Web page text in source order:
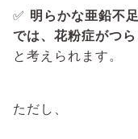
✅ 明らかな亜鉛不
では、花粉症がつ
と考えられます。
ただし、